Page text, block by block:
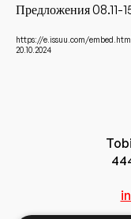
Предложения 08.11-
https://e.issuu.com/
20.10.2024